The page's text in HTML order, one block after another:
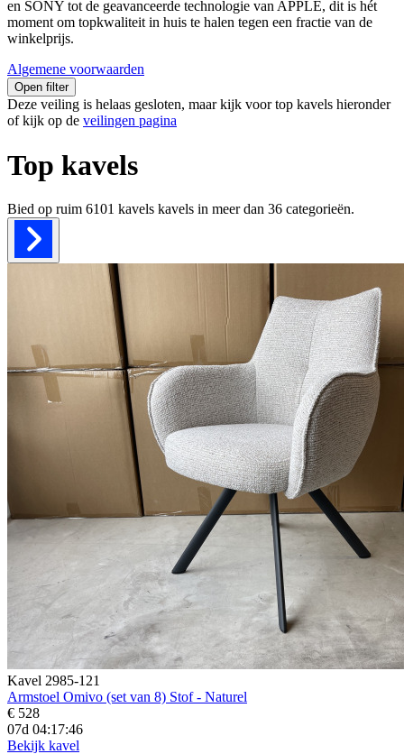
en SONY tot de geavanceerde technologie van APPLE, dit is hét
moment om topkwaliteit in huis te halen tegen een fractie van de
winkelprijs.
Algemene voorwaarden
Open filter
Deze veiling is helaas gesloten, maar kijk voor top kavels hieronder
of kijk op de veilingen pagina
Top kavels
Bied op ruim 6101 kavels kavels in meer dan 36 categorieën.
Kavel 2985-121
Armstoel Omivo (set van 8) Stof - Naturel
€ 528
07d 04:17:45
Bekijk kavel